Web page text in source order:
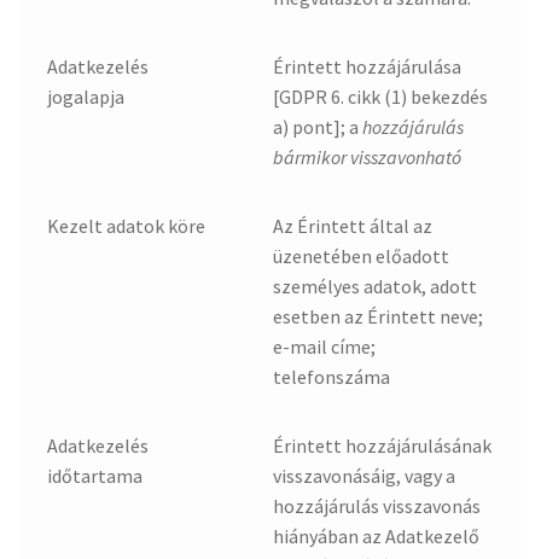
Adatkezelés
jogalapja
Érintett hozzájárulása
[GDPR 6. cikk (1) bekezdés
a) pont]; a hozzájárulás
bármikor visszavonható
Kezelt adatok köre
Az Érintett által az
üzenetében előadott
személyes adatok, adott
esetben az Érintett neve;
e-mail címe;
telefonszáma
Adatkezelés
időtartama
Érintett hozzájárulásának
visszavonásáig, vagy a
hozzájárulás visszavonás
hiányában az Adatkezelő